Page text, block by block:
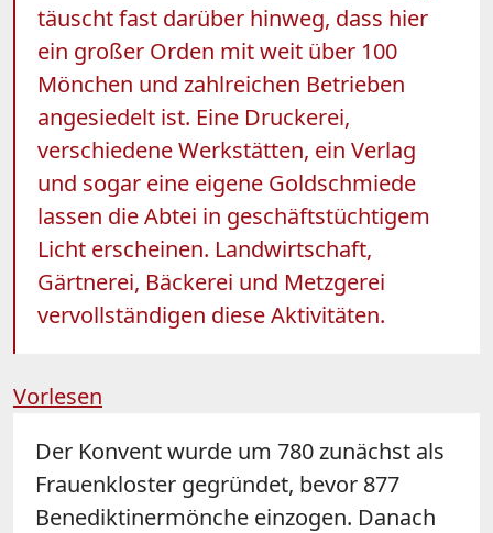
täuscht fast darüber hinweg, dass hier
ein großer Orden mit weit über 100
Mönchen und zahlreichen Betrieben
angesiedelt ist. Eine Druckerei,
verschiedene Werkstätten, ein Verlag
und sogar eine eigene Goldschmiede
lassen die Abtei in geschäftstüchtigem
Licht erscheinen. Landwirtschaft,
Gärtnerei, Bäckerei und Metzgerei
vervollständigen diese Aktivitäten.
Vorlesen
Der Konvent wurde um 780 zunächst als
Frauenkloster gegründet, bevor 877
Benediktinermönche einzogen. Danach